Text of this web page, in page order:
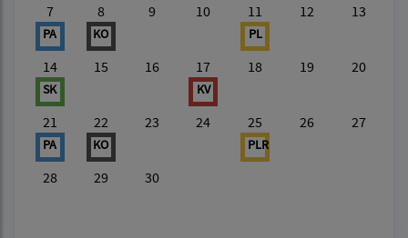
7
PA
8
KO
9 10 11
PL
12 13
14
SK
15 16 17
KV
18 19 20
21
PA
22
KO
23 24 25
PLR
26 27
28 29 30